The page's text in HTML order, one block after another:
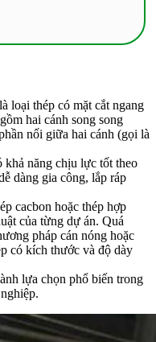
loại thép có mặt cắt ngang
hai cánh song song
nối giữa hai cánh (gọi là
năng chịu lực tốt theo
dàng gia công, lắp ráp
cacbon hoặc thép hợp
của từng dự án. Quá
pháp cán nóng hoặc
có kích thước và độ dày
lựa chọn phổ biến trong